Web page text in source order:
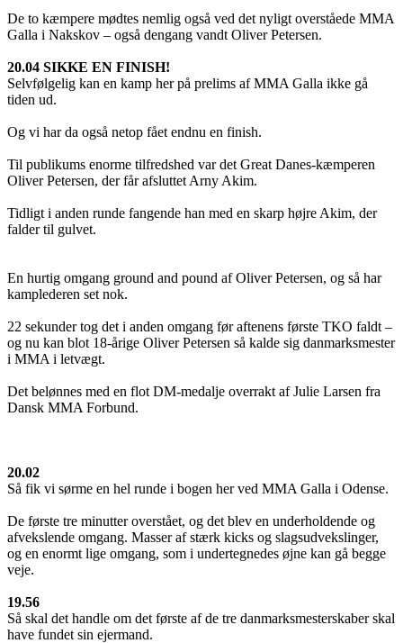
De to kæmpere mødtes nemlig også ved det nyligt overståede MMA
Galla i Nakskov – også dengang vandt Oliver Petersen.
20.04 SIKKE EN FINISH!
Selvfølgelig kan en kamp her på prelims af MMA Galla ikke gå
tiden ud.
Og vi har da også netop fået endnu en finish.
Til publikums enorme tilfredshed var det Great Danes-kæmperen
Oliver Petersen, der får afsluttet Arny Akim.
Tidligt i anden runde fangende han med en skarp højre Akim, der
falder til gulvet.
En hurtig omgang ground and pound af Oliver Petersen, og så har
kamplederen set nok.
22 sekunder tog det i anden omgang før aftenens første TKO faldt –
og nu kan blot 18-årige Oliver Petersen så kalde sig danmarksmester
i MMA i letvægt.
Det belønnes med en flot DM-medalje overrakt af Julie Larsen fra
Dansk MMA Forbund.
20.02
Så fik vi sørme en hel runde i bogen her ved MMA Galla i Odense.
De første tre minutter overstået, og det blev en underholdende og
afvekslende omgang. Masser af stærk kicks og slagsudvekslinger,
og en enormt lige omgang, som i undertegnedes øjne kan gå begge
veje.
19.56
Så skal det handle om det første af de tre danmarksmesterskaber skal
have fundet sin ejermand.